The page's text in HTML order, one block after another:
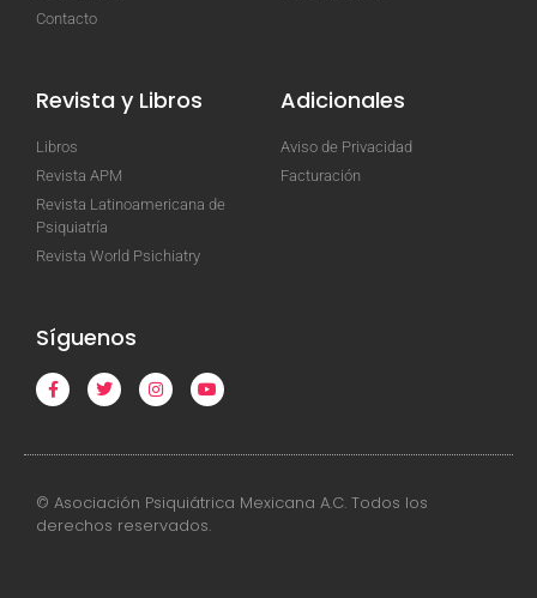
Contacto
Revista y Libros
Libros
Revista APM
Revista Latinoamericana de
Psiquiatría
Revista World Psichiatry
Adicionales
Aviso de Privacidad
Facturación
Síguenos
© Asociación Psiquiátrica Mexicana A.C. Todos los
derechos reservados.